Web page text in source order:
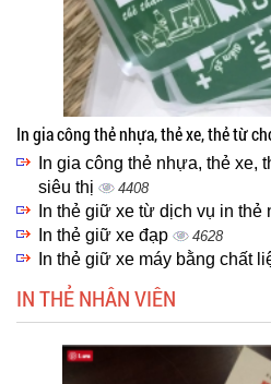
In gia công thẻ nhựa, thẻ xe, thẻ từ
In gia công thẻ nhựa, thẻ xe,
siêu thị
4408
In thẻ giữ xe từ dịch vụ in thẻ
In thẻ giữ xe đạp 4628
In thẻ giữ xe máy bằng chất
IN THẺ NHÂN VIÊN